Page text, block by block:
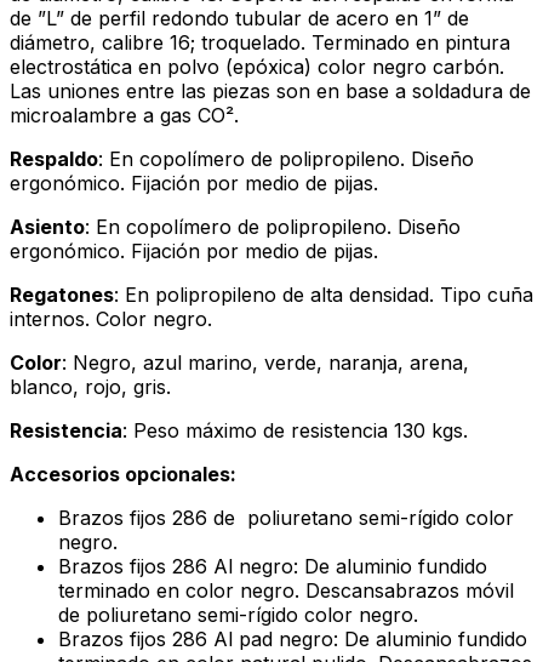
de ”L” de perfil redondo tubular de acero en 1” de
diámetro, calibre 16; troquelado. Terminado en pintura
electrostática en polvo (epóxica) color negro carbón.
Las uniones entre las piezas son en base a soldadura de
microalambre a gas CO².
Respaldo: En copolímero de polipropileno. Diseño
ergonómico. Fijación por medio de pijas.
Asiento: En copolímero de polipropileno. Diseño
ergonómico. Fijación por medio de pijas.
Regatones: En polipropileno de alta densidad. Tipo cuña
internos. Color negro.
Color: Negro, azul marino, verde, naranja, arena,
blanco, rojo, gris.
Resistencia: Peso máximo de resistencia 130 kgs.
Accesorios opcionales:
Brazos fijos 286 de poliuretano semi-rígido color
negro.
Brazos fijos 286 Al negro: De aluminio fundido
terminado en color negro. Descansabrazos móvil
de poliuretano semi-rígido color negro.
Brazos fijos 286 Al pad negro: De aluminio fundido